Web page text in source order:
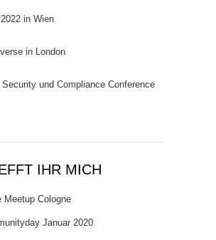
in Wien
in London
und Compliance Conference
IHR MICH
Meetup Cologne
Januar 2020